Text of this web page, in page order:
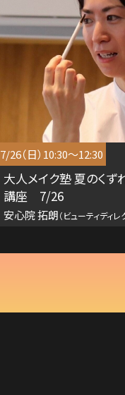
7/26（日）10:30～12:30
大人メイク塾 夏のくず
講座 7/26
安心院 拓朗（ビューティディレ